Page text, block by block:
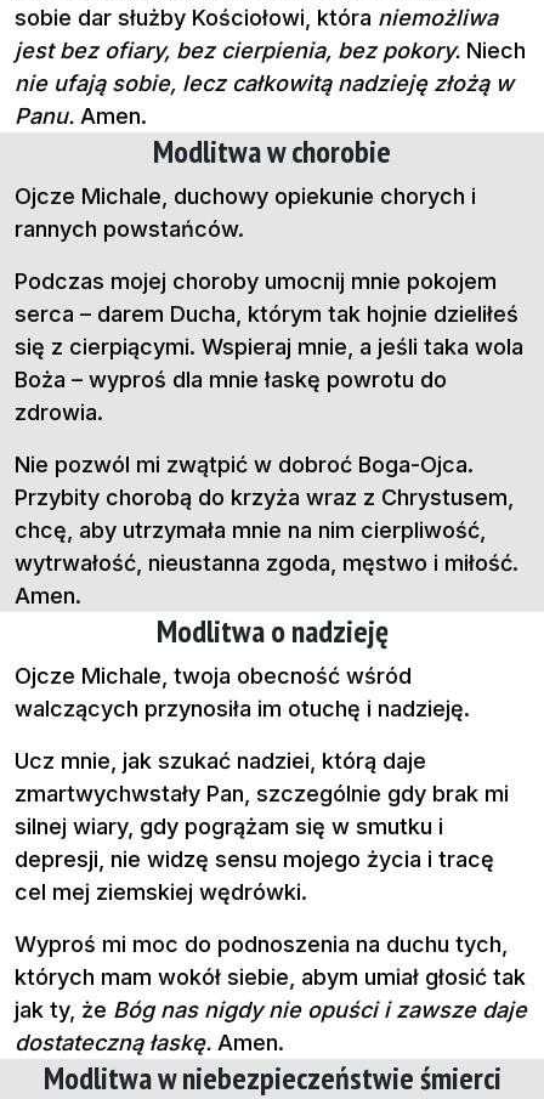
sobie dar służby Kościołowi, która niemożliwa
jest bez ofiary, bez cierpienia, bez pokory. Niech
nie ufają sobie, lecz całkowitą nadzieję złożą w
Panu. Amen.
Modlitwa w chorobie
Ojcze Michale, duchowy opiekunie chorych i
rannych powstańców.
Podczas mojej choroby umocnij mnie pokojem
serca – darem Ducha, którym tak hojnie dzieliłeś
się z cierpiącymi. Wspieraj mnie, a jeśli taka wola
Boża – wyproś dla mnie łaskę powrotu do
zdrowia.
Nie pozwól mi zwątpić w dobroć Boga-Ojca.
Przybity chorobą do krzyża wraz z Chrystusem,
chcę, aby utrzymała mnie na nim cierpliwość,
wytrwałość, nieustanna zgoda, męstwo i miłość.
Amen.
Modlitwa o nadzieję
Ojcze Michale, twoja obecność wśród
walczących przynosiła im otuchę i nadzieję.
Ucz mnie, jak szukać nadziei, którą daje
zmartwychwstały Pan, szczególnie gdy brak mi
silnej wiary, gdy pogrążam się w smutku i
depresji, nie widzę sensu mojego życia i tracę
cel mej ziemskiej wędrówki.
Wyproś mi moc do podnoszenia na duchu tych,
których mam wokół siebie, abym umiał głosić tak
jak ty, że Bóg nas nigdy nie opuści i zawsze daje
dostateczną łaskę. Amen.
Modlitwa w niebezpieczeństwie śmierci